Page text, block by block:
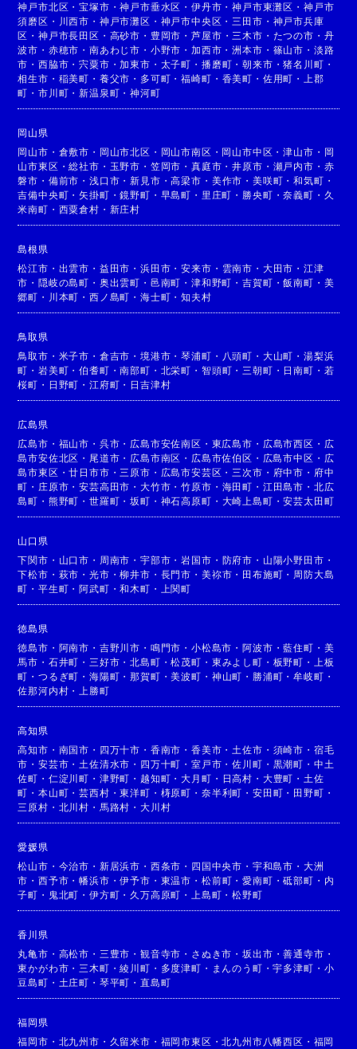
神戸市北区 ・宝塚市 ・神戸市垂水区 ・伊丹市 ・神戸市東灘区 ・ 神戸市
須磨区 ・ 川西市 ・ 神戸市灘区 ・ 神戸市中央区 ・ 三田市 ・ 神戸市兵庫
区 ・神戸市長田区 ・ 高砂市 ・ 豊岡市 ・芦屋市 ・ 三木市 ・ たつの市 ・ 丹
波市 ・ 赤穂市 ・南あわじ市 ・ 小野市 ・加西市 ・洲本市 ・ 篠山市 ・ 淡路
市 ・西脇市 ・宍粟市 ・加東市 ・ 太子町 ・ 播磨町 ・朝来市 ・猪名川町 ・
相生市 ・ 稲美町 ・ 養父市 ・ 多可町 ・福崎町 ・ 香美町 ・ 佐用町 ・
上郡
町 ・市川町 ・新温泉町 ・神河町
岡山県
岡山市 ・ 倉敷市 ・ 岡山市北区 ・ 岡山市南区 ・ 岡山市中区 ・津山市 ・ 岡
山市東区 ・総社市 ・ 玉野市 ・ 笠岡市 ・真庭市 ・井原市 ・ 瀬戸内市 ・ 赤
磐市 ・ 備前市 ・浅口市 ・新見市 ・高梁市 ・ 美作市 ・ 美咲町 ・和気町 ・
吉備中央町 ・矢掛町 ・鏡野町 ・ 早島町 ・ 里庄町 ・ 勝央町 ・奈義町 ・ 久
米南町 ・ 西粟倉村 ・ 新庄村
島根県
松江市 ・ 出雲市 ・ 益田市 ・浜田市 ・安来市 ・ 雲南市 ・ 大田市 ・ 江津
市 ・隠岐の島町 ・ 奥出雲町 ・ 邑南町 ・津和野町 ・吉賀町 ・飯南町 ・ 美
郷町 ・ 川本町 ・西ノ島町 ・海士町 ・知夫村
鳥取県
鳥取市 ・ 米子市 ・ 倉吉市 ・境港市 ・琴浦町 ・ 八頭町 ・ 大山町 ・ 湯梨浜
町 ・岩美町 ・伯耆町 ・南部町 ・ 北栄町 ・ 智頭町 ・ 三朝町 ・ 日南町 ・ 若
桜町 ・ 日野町 ・江府町 ・ 日吉津村
広島県
広島市 ・ 福山市 ・ 呉市 ・ 広島市安佐南区 ・ 東広島市 ・ 広島市西区 ・ 広
島市安佐北区 ・ 尾道市 ・ 広島市南区 ・ 広島市佐伯区 ・ 広島市中区 ・ 広
島市東区 ・廿日市市 ・ 三原市 ・ 広島市安芸区 ・ 三次市 ・ 府中市 ・ 府中
町 ・ 庄原市 ・安芸高田市 ・大竹市 ・竹原市 ・ 海田町 ・ 江田島市 ・ 北広
島町 ・ 熊野町 ・世羅町 ・坂町 ・ 神石高原町 ・ 大崎上島町 ・安芸太田町
山口県
下関市 ・ 山口市 ・ 周南市 ・宇部市 ・岩国市 ・ 防府市 ・ 山陽小野田市 ・
下松市 ・ 萩市 ・光市 ・柳井市 ・ 長門市 ・ 美祢市 ・ 田布施町 ・ 周防大島
町 ・平生町 ・阿武町 ・和木町 ・ 上関町
徳島県
徳島市 ・ 阿南市 ・ 吉野川市 ・ 鳴門市 ・小松島市 ・阿波市 ・藍住町 ・ 美
馬市 ・ 石井町 ・ 三好市 ・北島町 ・松茂町 ・ 東みよし町 ・ 板野町 ・
上板
町 ・つるぎ町 ・海陽町 ・那賀町 ・美波町 ・ 神山町 ・ 勝浦町 ・牟岐町 ・
佐那河内村 ・ 上勝町
高知県
高知市 ・ 南国市 ・ 四万十市 ・ 香南市 ・香美市 ・ 土佐市 ・ 須崎市 ・ 宿毛
市 ・安芸市 ・ 土佐清水市 ・ 四万十町 ・室戸市 ・佐川町 ・ 黒潮町 ・ 中土
佐町 ・ 仁淀川町 ・ 津野町 ・ 越知町 ・大月町 ・ 日高村 ・ 大豊町 ・ 土佐
町 ・本山町 ・芸西村 ・東洋町 ・ 梼原町 ・ 奈半利町 ・ 安田町 ・ 田野町 ・
三原村 ・ 北川村 ・ 馬路村 ・大川村
愛媛県
松山市 ・ 今治市 ・ 新居浜市 ・ 西条市 ・ 四国中央市 ・ 宇和島市 ・ 大洲
市 ・西予市 ・幡浜市 ・伊予市 ・ 東温市 ・ 松前町 ・愛南町 ・砥部町 ・ 内
子町 ・ 鬼北町 ・伊方町 ・ 久万高原町 ・ 上島町 ・松野町
香川県
丸亀市 ・ 高松市 ・ 三豊市 ・観音寺市 ・ さぬき市 ・坂出市 ・善通寺市 ・
東かがわ市 ・ 三木町 ・綾川町 ・ 多度津町 ・ まんのう町 ・宇多津町 ・ 小
豆島町 ・ 土庄町 ・ 琴平町 ・直島町
福岡県
福岡市 ・ 北九州市 ・ 久留米市 ・ 福岡市東区 ・北九州市八幡西区 ・ 福岡